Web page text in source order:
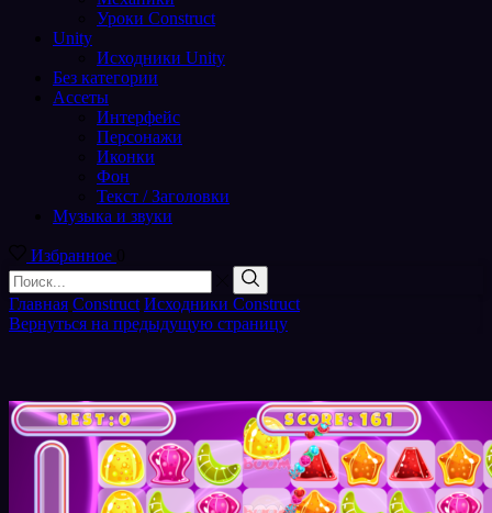
Уроки Construct
Unity
Исходники Unity
Без категории
Ассеты
Интерфейс
Персонажи
Иконки
Фон
Текст / Заголовки
Музыка и звуки
Избранное
Поиск
входа
Поиск
Главная Construct Исходники Construct
Вернуться на предыдущую страницу